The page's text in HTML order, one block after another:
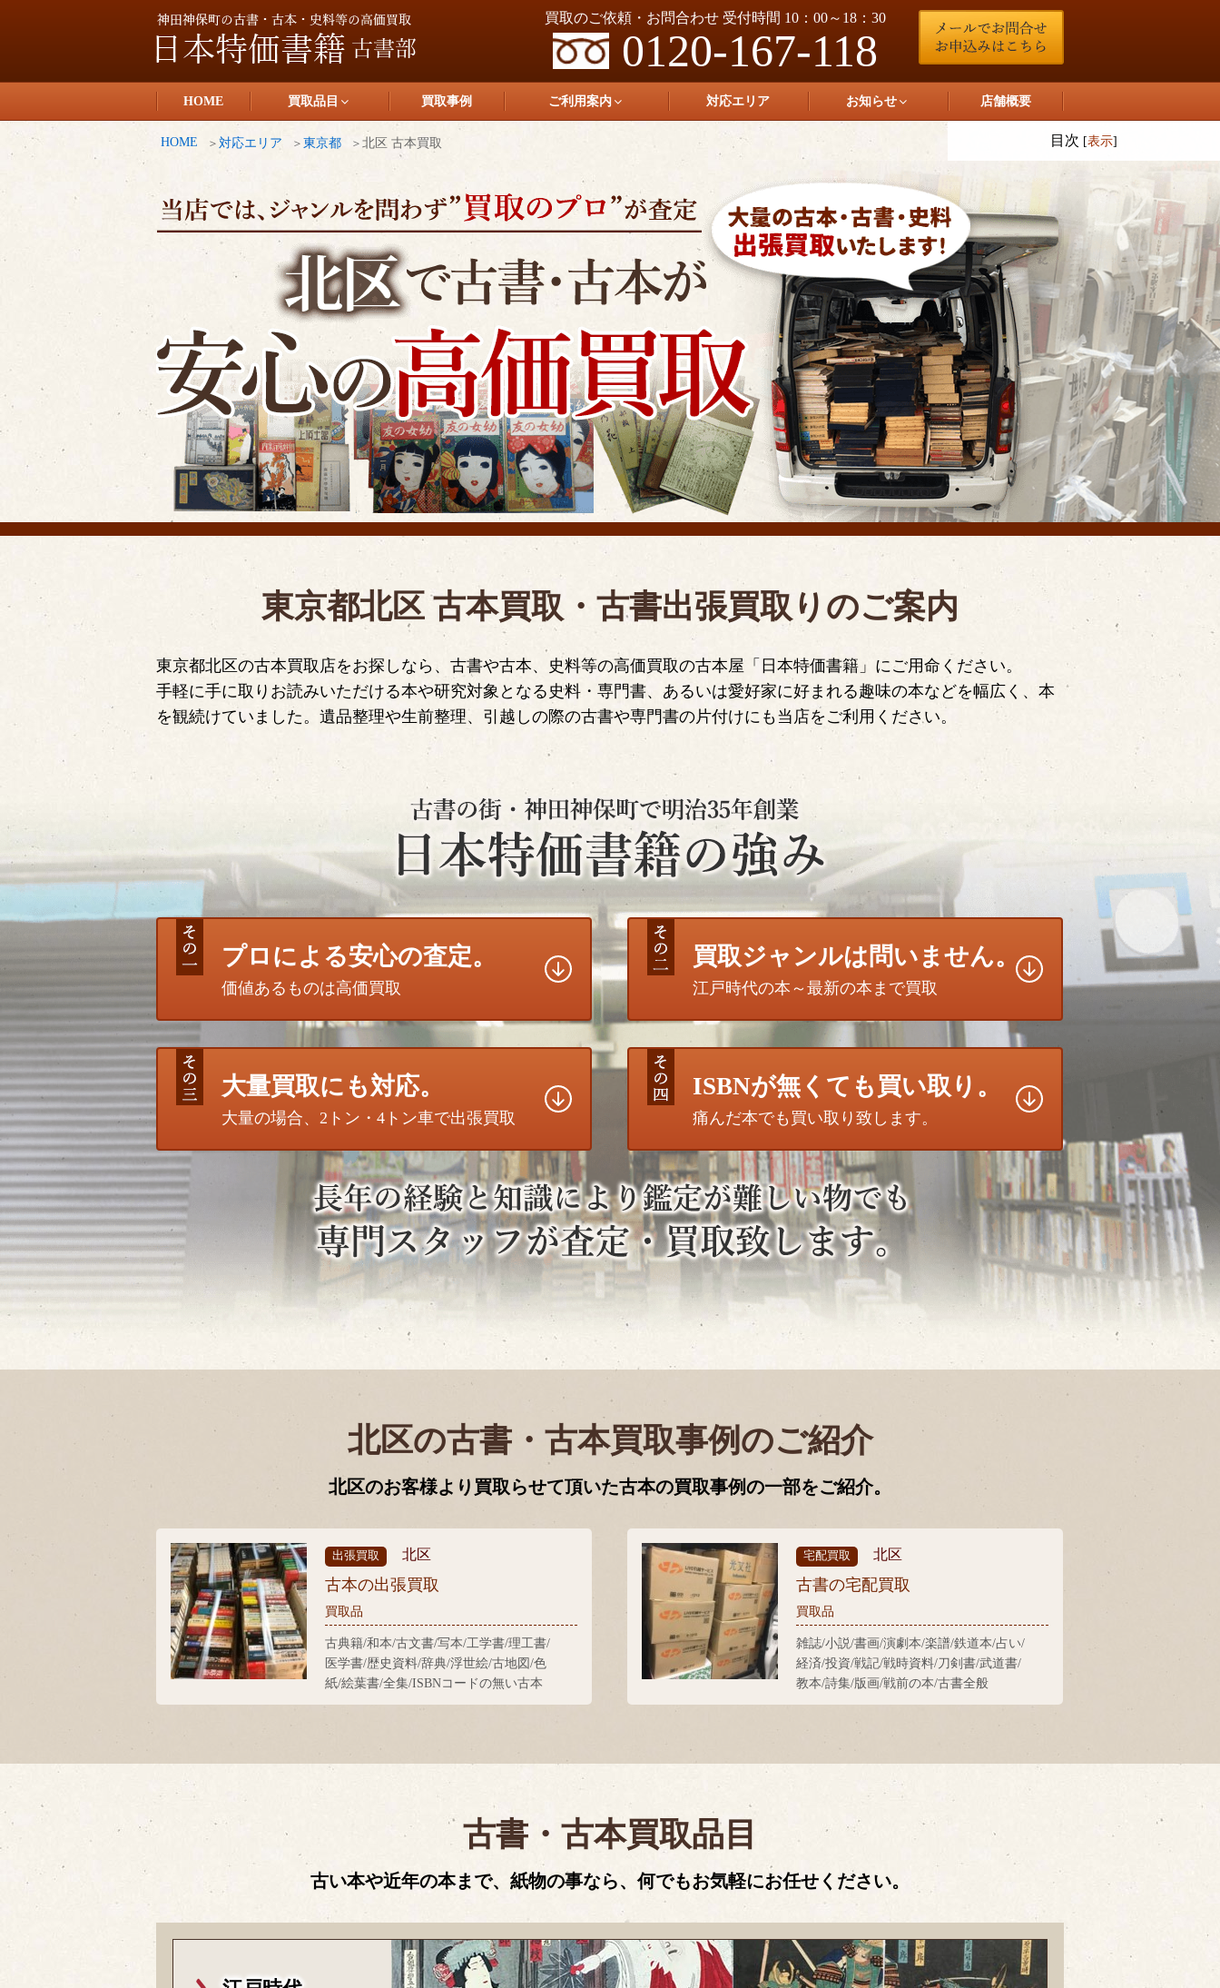
買取のご依頼・お問合わせ 受付時間 10：00～18：30
0120-167-118
日本特価書籍
HOME 買取品目 買取事例 ご利用案内 対応エリア お知らせ 店舗概要
HOME 対応エリア 東京都 北区 古本買取 目次 [表示]
東京都北区 古本買取・古書出張買取りのご案内
東京都北区の古本買取店をお探しなら、古書や古本、史料等の高価買取の古本屋「日本特価書籍」にご用命ください。
手軽に手に取りお読みいただける本や研究対象となる史料・専門書、あるいは愛好家に好まれる趣味の本などを幅広く、本
を観続けていました。遺品整理や生前整理、引越しの際の古書や専門書の片付けにも当店をご利用ください。
プロによる安心の査定。
価値あるものは高価買取
買取ジャンルは問いません。
江戸時代の本～最新の本まで買取
大量買取にも対応。
大量の場合、2トン・4トン車で出張買取
ISBNが無くても買い取り。
痛んだ本でも買い取り致します。
北区の古書・古本買取事例のご紹介
北区のお客様より買取らせて頂いた古本の買取事例の一部をご紹介。
出張買取 北区
古本の出張買取
買取品
古典籍/和本/古文書/写本/工学書/理工書/
医学書/歴史資料/辞典/浮世絵/古地図/色
紙/絵葉書/全集/ISBNコードの無い古本
宅配買取 北区
古書の宅配買取
買取品
雑誌/小説/書画/演劇本/楽譜/鉄道本/占い/
経済/投資/戦記/戦時資料/刀剣書/武道書/
教本/詩集/版画/戦前の本/古書全般
古書・古本買取品目
古い本や近年の本まで、紙物の事なら、何でもお気軽にお任せください。